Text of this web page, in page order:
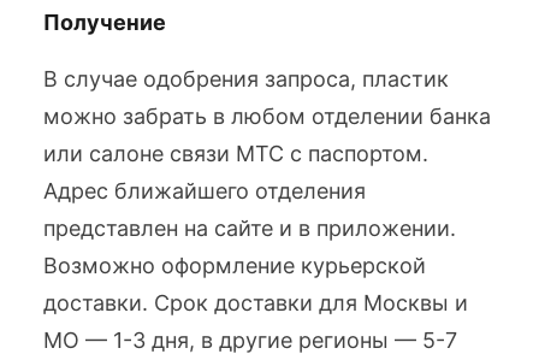
Получение
В случае одобрения запроса, пластик
можно забрать в любом отделении банка
или салоне связи МТС с паспортом.
Адрес ближайшего отделения
представлен на сайте и в приложении.
Возможно оформление курьерской
доставки. Срок доставки для Москвы и
МО — 1-3 дня, в другие регионы — 5-7